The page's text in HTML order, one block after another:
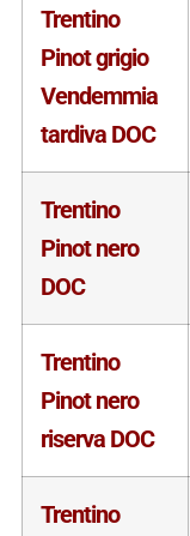
Trentino
Pinot grigio
Vendemmia
tardiva DOC
Trentino
Pinot nero
DOC
Trentino
Pinot nero
riserva DOC
Trentino